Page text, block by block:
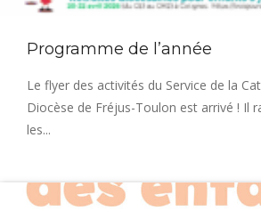
Programme de l’année
Le flyer des activités du Service de la
Diocèse de Fréjus-Toulon est arrivé ! Il
les...